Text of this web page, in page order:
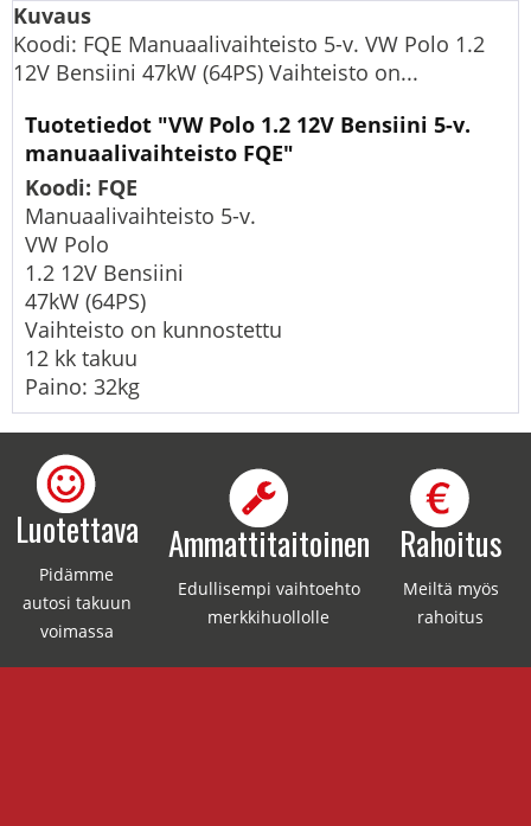
Kuvaus
Koodi: FQE Manuaalivaihteisto 5-v. VW Polo 1.2
12V Bensiini 47kW (64PS) Vaihteisto on...
Tuotetiedot "VW Polo 1.2 12V Bensiini 5-v.
manuaalivaihteisto FQE"
Koodi: FQE
Manuaalivaihteisto 5-v.
VW Polo
1.2 12V Bensiini
47kW (64PS)
Vaihteisto on kunnostettu
12 kk takuu
Paino: 32kg
Luotettava
Pidämme
autosi takuun
voimassa
Ammattitaitoinen
Edullisempi vaihtoehto
merkkihuollolle
Rahoitus
Meiltä myös
rahoitus